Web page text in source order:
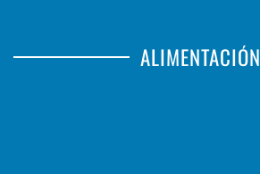
ALIMENTACIÓN